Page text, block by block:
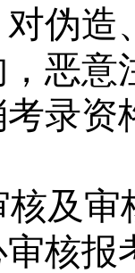
伪造
恶意
录资
核及
核